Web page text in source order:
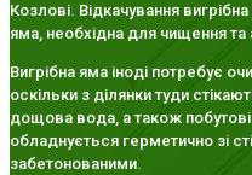
Козлові. Відкачування
яма, необхідна для чищення та
Вигрібна яма іноді потребує
оскільки з ділянки туди
дощова вода, а також побутові
обладнується герметично зі
забетонованими.